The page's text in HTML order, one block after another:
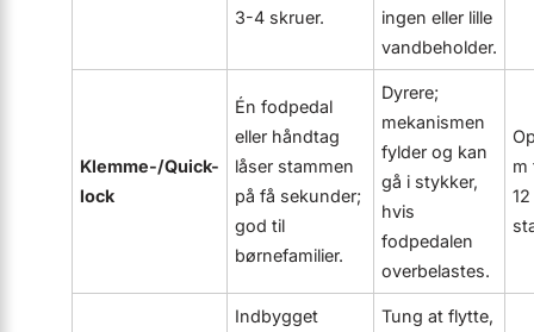
3-4 skruer.
ingen eller lille
vandbeholder.
Klemme-/Quick-
lock
Én fodpedal
eller håndtag
låser stammen
på få sekunder;
god til
børnefamilier.
Dyrere;
mekanismen
fylder og kan
gå i stykker,
hvis
fodpedalen
overbelastes.
Indbygget
Tung at flytte,